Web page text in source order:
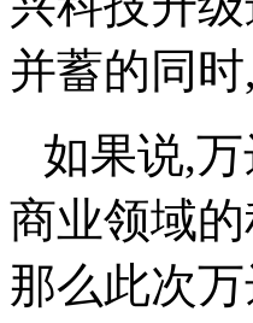
并蓄的同
如果说,
商业领域
那么此次